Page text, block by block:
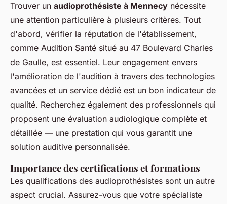
Trouver un audioprothésiste à Mennecy nécessite
une attention particulière à plusieurs critères. Tout
d'abord, vérifier la réputation de l'établissement,
comme Audition Santé situé au 47 Boulevard Charles
de Gaulle, est essentiel. Leur engagement envers
l'amélioration de l'audition à travers des technologies
avancées et un service dédié est un bon indicateur de
qualité. Recherchez également des professionnels qui
proposent une évaluation audiologique complète et
détaillée — une prestation qui vous garantit une
solution auditive personnalisée.
Importance des certifications et formations
Les qualifications des audioprothésistes sont un autre
aspect crucial. Assurez-vous que votre spécialiste